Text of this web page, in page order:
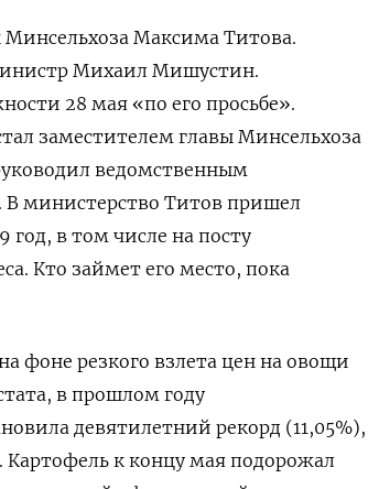
Минсельхоза Максима Титова.
Михаил Мишустин.
28 мая «по его просьбе».
заместителем главы Минсельхоза
ведомственным
министерство Титов пришел
год, в том числе на посту
Кто займет его место, пока
фоне резкого взлета цен на овощи
в прошлом году
девятилетний рекорд (11,05%),
Картофель к концу мая подорожал